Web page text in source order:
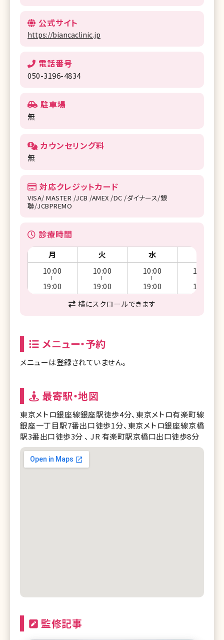
公式サイト
https://biancaclinic.jp
電話番号
050-3196-4834
駐車場
無
カウンセリング料
無
対応クレジットカード
VISA/ MASTER /JCB /AMEX /DC /ダイナース/銀
聯/JCBPREMO
診療時間
月 火 水
10:00
19:00
10:00
19:00
10:00
19:00
10:00
19:00
横にスクロールできます
メニュー・予約
メニューは登録されていません。
最寄駅・地図
東京メトロ銀座線銀座駅徒歩4分、東京メトロ有楽町線
銀座一丁目駅7番出口徒歩1分、東京メトロ銀座線京橋
駅3番出口徒歩3分 、 JR 有楽町駅京橋口出口徒歩8分
監修記事